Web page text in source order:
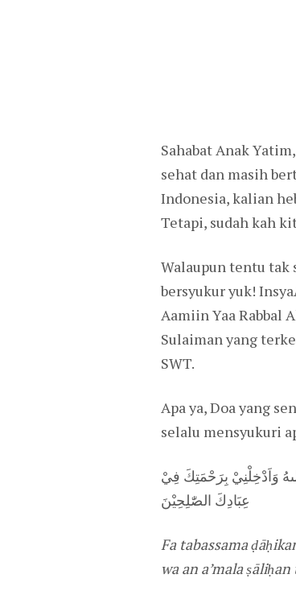
Sahabat Anak
sehat dan masih
Indonesia, kalian
Tetapi, sudah kah
Walaupun tentu tak
bersyukur yuk!
Aamiin Yaa Rabbal
Sulaiman yang
SWT.
Apa ya, Doa yang
selalu mensyukuri
وَاَدْخِلْنِيْ بِرَحْمَتِكَ فِيْ
عِبَادِكَ الصّٰلِحِيْنَ
Fa tabassama
wa an a’mala